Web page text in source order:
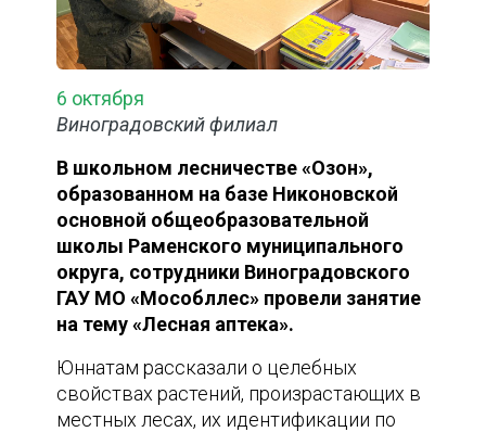
6 октября
Виноградовский филиал
В школьном лесничестве «Озон»,
образованном на базе Никоновской
основной общеобразовательной
школы Раменского муниципального
округа, сотрудники Виноградовского
ГАУ МО «Мособллес» провели занятие
на тему «Лесная аптека».
Юннатам рассказали о целебных
свойствах растений, произрастающих в
местных лесах, их идентификации по